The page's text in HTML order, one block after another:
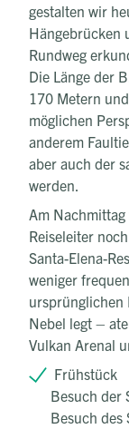
gestalten wir
Hängebrücken
Rundweg
Die Länge der
170 Metern
möglichen
anderem
aber auch der
werden.
Am
Reiseleiter
Santa-Elena-
weniger
ursprünglichen
Nebel legt –
Vulkan Arenal
Frühstück
Besuch der
Besuch des